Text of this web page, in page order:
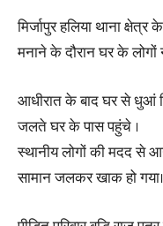
मिर्जापुर हलिया थाना
मनाने के दौरान घर के लोगों
आधीरात के बाद घर से धुआं
जलते घर के पास पहुंचे ।
स्थानीय लोगों की मदद से
सामान जलकर खाक हो गया।